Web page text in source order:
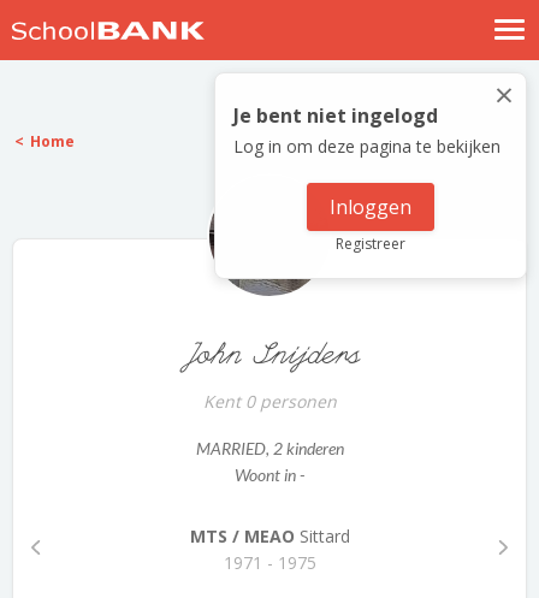
Nostalgische verhalen
Log in
Meld je gratis aan
×
Je bent niet ingelogd
Log in om deze pagina te bekijken
Inloggen
Registreer
Home
John Snijders
Kent 0 personen
MARRIED, 2 kinderen
Woont in -
MTS / MEAO Sittard
1971 - 1975